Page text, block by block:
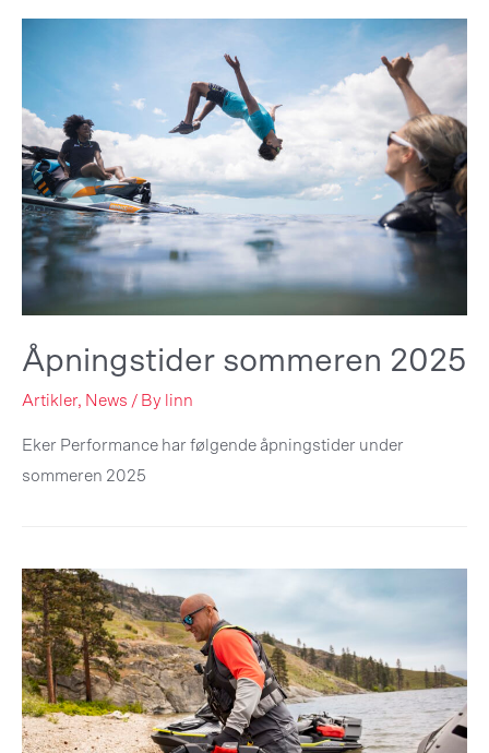
Åpningstider sommeren 2025
Artikler, News / By linn
Eker Performance har følgende åpningstider under
sommeren 2025